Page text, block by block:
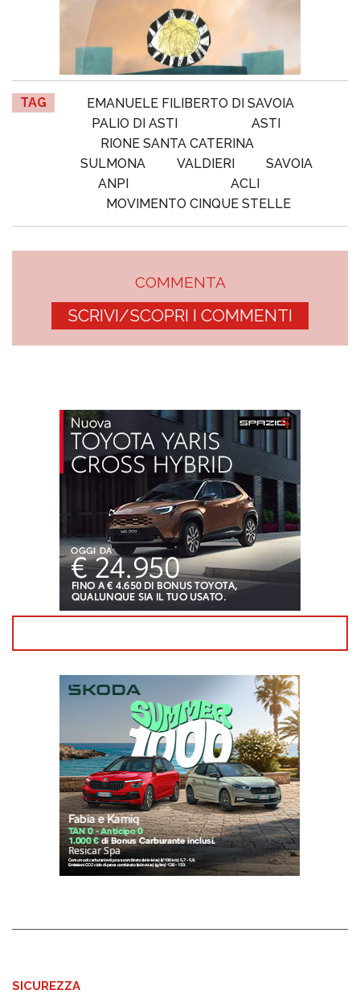
TAG
EMANUELE FILIBERTO DI SAVOIA
PALIO DI ASTI
ASTI
RIONE SANTA CATERINA
SULMONA
VALDIERI
SAVOIA
ANPI
ACLI
MOVIMENTO CINQUE STELLE
COMMENTA
SCRIVI/SCOPRI I COMMENTI
SICUREZZA